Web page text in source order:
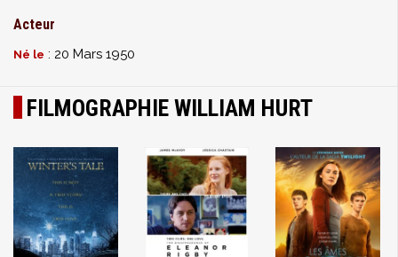
Acteur
Né le : 20 Mars 1950
FILMOGRAPHIE WILLIAM HURT